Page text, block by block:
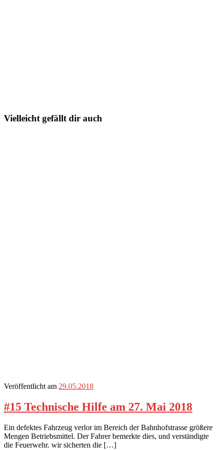
Vielleicht gefällt dir auch
Veröffentlicht am 29.05.2018
#15 Technische Hilfe am 27. Mai 2018
Ein defektes Fahrzeug verlor im Bereich der Bahnhofstrasse größere
Mengen Betriebsmittel. Der Fahrer bemerkte dies, und verständigte
die Feuerwehr. wir sicherten die […]